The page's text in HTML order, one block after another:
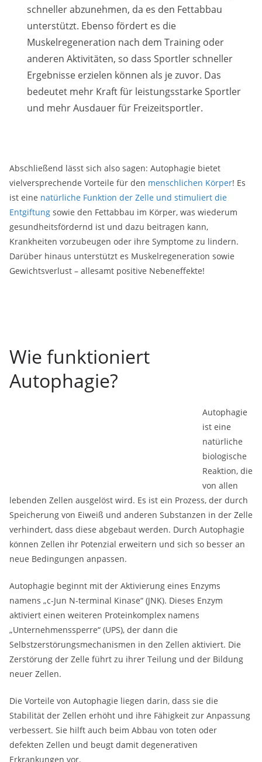
schneller abzunehmen, da es den Fettabbau
unterstützt. Ebenso fördert es die
Muskelregeneration nach dem Training oder
anderen Aktivitäten, so dass Sportler schneller
Ergebnisse erzielen können als je zuvor. Das
bedeutet mehr Kraft für leistungsstarke Sportler
und mehr Ausdauer für Freizeitsportler.
Abschließend lässt sich also sagen: Autophagie bietet
vielversprechende Vorteile für den menschlichen Körper! Es
ist eine natürliche Funktion der Zelle und stimuliert die
Entgiftung sowie den Fettabbau im Körper, was wiederum
gesundheitsfördernd ist und dazu beitragen kann,
Krankheiten vorzubeugen oder ihre Symptome zu lindern.
Darüber hinaus unterstützt es Muskelregeneration sowie
Gewichtsverlust – allesamt positive Nebeneffekte!
Wie funktioniert
Autophagie?
Autophagie
ist eine
natürliche
biologische
Reaktion, die
von allen
lebenden Zellen ausgelöst wird. Es ist ein Prozess, der durch
Speicherung von Eiweiß und anderen Substanzen in der Zelle
verhindert, dass diese abgebaut werden. Durch Autophagie
können Zellen ihr Potenzial erweitern und sich so besser an
neue Bedingungen anpassen.
Autophagie beginnt mit der Aktivierung eines Enzyms
namens „c-Jun N-terminal Kinase“ (JNK). Dieses Enzym
aktiviert einen weiteren Proteinkomplex namens
„Unternehmenssperre“ (UPS), der dann die
Selbstzerstörungsmechanismen in den Zellen aktiviert. Die
Zerstörung der Zelle führt zu ihrer Teilung und der Bildung
neuer Zellen.
Die Vorteile von Autophagie liegen darin, dass sie die
Stabilität der Zellen erhöht und ihre Fähigkeit zur Anpassung
verbessert. Sie hilft auch beim Abbau von toten oder
defekten Zellen und beugt damit degenerativen
Erkrankungen vor.